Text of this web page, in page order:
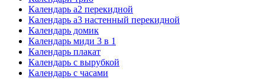
Календарь а2 перекидной
Календарь а3 настенный перекидной
Календарь домик
Календарь миди 3 в 1
Календарь плакат
Календарь с вырубкой
Календарь с часами